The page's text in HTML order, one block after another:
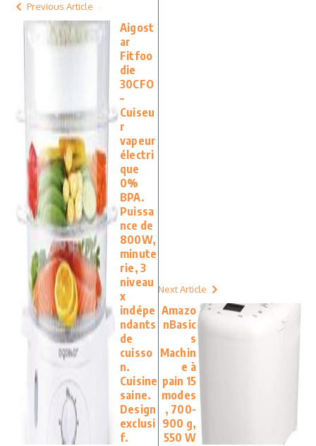
Previous Article
Aigost
ar
Fitfoo
die
30CFO
–
Cuiseu
r
vapeur
électri
que
0%
BPA.
Puissa
nce de
800W,
minute
rie, 3
niveau
x
indépe
ndants
de
cuisso
n.
Cuisine
saine.
Design
exclusi
f.
Next Article
Amazo
nBasic
s
Machin
e à
pain 15
modes
, 700-
900 g,
550 W